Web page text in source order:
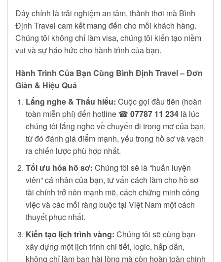
Đây chính là trải nghiệm an tâm, thảnh thơi mà Bình
Định Travel cam kết mang đến cho mỗi khách hàng.
Chúng tôi không chỉ làm visa, chúng tôi kiến tạo niềm
vui và sự háo hức cho hành trình của bạn.
Hành Trình Của Bạn Cùng Bình Định Travel – Đơn
Giản & Hiệu Quả
Lắng nghe & Thấu hiểu: Cuộc gọi đầu tiên (hoàn
toàn miễn phí) đến hotline ☎ 07787 11 234là lúc
chúng tôi lắng nghe về chuyến đi trong mơ của bạn,
từ đó đánh giá điểm mạnh, yếu trong hồ sơ và vạch
ra chiến lược phù hợp nhất.
Tối ưu hóa hồ sơ: Chúng tôi sẽ là “huấn luyện
viên” cá nhân của bạn, tư vấn cách làm cho hồ sơ
tài chính trở nên mạnh mẽ, cách chứng minh công
việc và các mối ràng buộc tại Việt Nam một cách
thuyết phục nhất.
Kiến tạo lịch trình vàng: Chúng tôi sẽ cùng bạn
xây dựng một lịch trình chi tiết, logic, hấp dẫn,
không chỉ làm bạn hài lòng mà còn hoàn toàn chinh